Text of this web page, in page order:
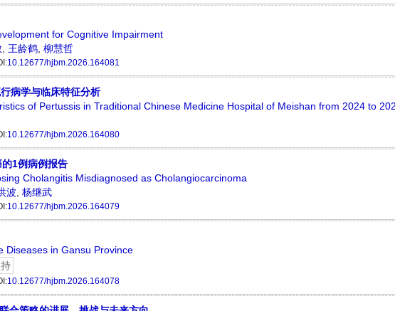
for Cognitive Impairment
, 王龄鹤, 柳慧哲
10.12677/hjbm.2026.164081
病学与临床特征分析
of Pertussis in Traditional Chinese Medicine Hospital of Meishan from 2024 to
10.12677/hjbm.2026.164080
1例病例报告
Cholangitis Misdiagnosed as Cholangiocarcinoma
波, 杨继武
10.12677/hjbm.2026.164079
Diseases in Gansu Province
10.12677/hjbm.2026.164078